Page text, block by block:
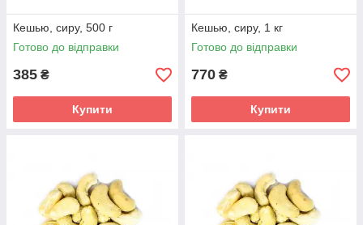
Кешью, сиру, 500 г
Готово до відправки
385 ₴
Купити
Кешью, сиру, 1 кг
Готово до відправки
770 ₴
Купити